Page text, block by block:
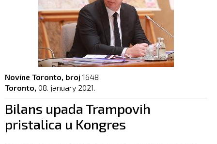
Novine Toronto, broj 1648
Toronto, 08. january 2021.
Bilans upada Trampovih
pristalica u Kongres